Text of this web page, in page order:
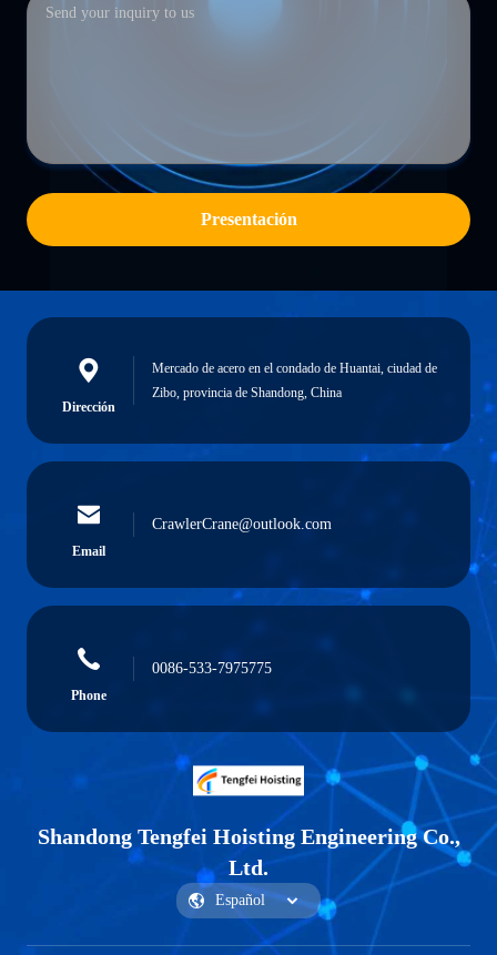
Presentación
Dirección
Mercado de acero en el condado de Huantai, ciudad de
Zibo, provincia de Shandong, China
Email
CrawlerCrane@outlook.com
Phone
0086-533-7975775
Shandong Tengfei Hoisting Engineering Co.,
Ltd.